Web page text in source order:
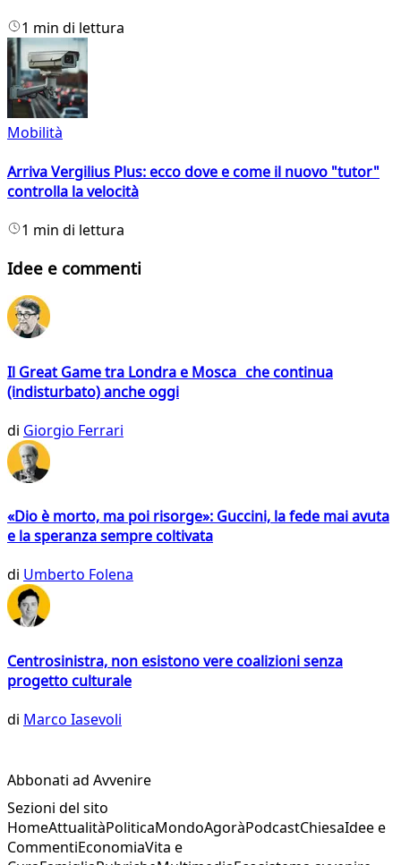
1 min di lettura
Mobilità
Arriva Vergilius Plus: ecco dove e come il nuovo "tutor"
controlla la velocità
1 min di lettura
Idee e commenti
Il Great Game tra Londra e Mosca che continua
(indisturbato) anche oggi
di Giorgio Ferrari
«Dio è morto, ma poi risorge»: Guccini, la fede mai avuta
e la speranza sempre coltivata
di Umberto Folena
Centrosinistra, non esistono vere coalizioni senza
progetto culturale
di Marco Iasevoli
Abbonati ad Avvenire
Sezioni del sito
HomeAttualitàPoliticaMondoAgoràPodcastChiesaIdee e
CommentiEconomiaVita e